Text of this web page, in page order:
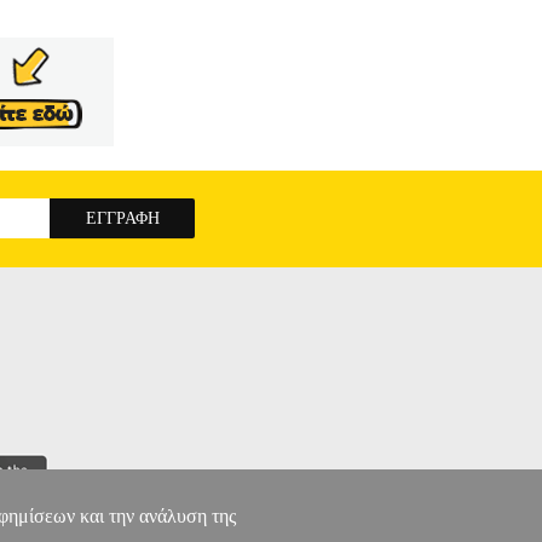
και την ανάλυση της